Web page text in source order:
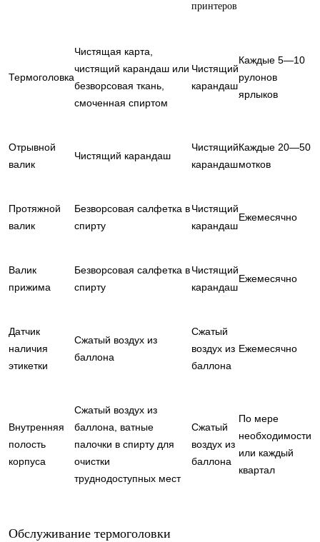
принтеров
Термоголовка
Чистящая карта,
чистящий карандаш или
безворсовая ткань,
смоченная спиртом
Чистящий
карандаш
Каждые 5—10
рулонов
ярлыков
Отрывной
валик
Чистящий карандаш
Чистящий
карандаш
Каждые 20—50
мотков
Протяжной
валик
Безворсовая салфетка в
спирту
Чистящий
карандаш
Ежемесячно
Валик
прижима
Безворсовая салфетка в
спирту
Чистящий
карандаш
Ежемесячно
Датчик
наличия
этикетки
Сжатый воздух из
баллона
Сжатый
воздух из
баллона
Ежемесячно
Внутренняя
полость
корпуса
Сжатый воздух из
баллона, ватные
палочки в спирту для
очистки
труднодоступных мест
Сжатый
воздух из
баллона
По мере
необходимости
или каждый
квартал
Обслуживание термоголовки